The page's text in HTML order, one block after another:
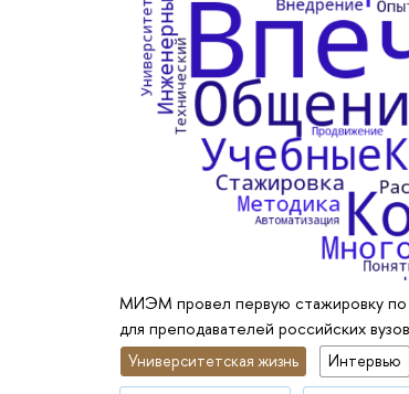
МИЭМ провел первую стажировку по
для преподавателей российских вузов
Университетская жизнь Интервью